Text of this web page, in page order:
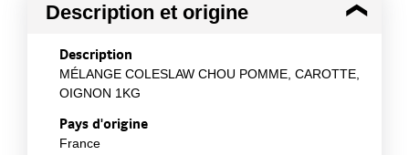
Description et origine
Description
MÉLANGE COLESLAW CHOU POMME, CAROTTE,
OIGNON 1KG
Pays d'origine
France